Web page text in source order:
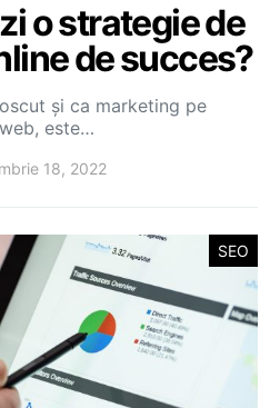
o strategie de
de succes?
și ca marketing pe
este…
18, 2022
SEO